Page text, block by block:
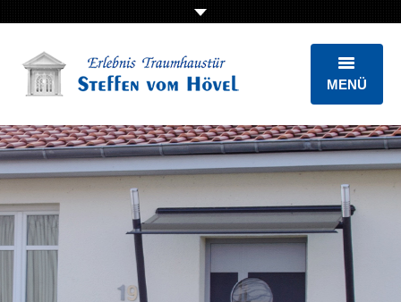
MENÜ
STARTSEITE
ÜBER UNS
AUSSTELLUNG
HAUSTÜREN
RUNDUM-SERVICE